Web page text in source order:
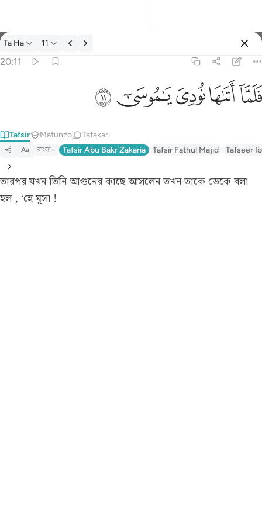
Tafsir: Ta Ha 20:11
Ta Ha 11
20:11
فَلَمَّآ أَتَىٰهَا نُودِىَ يَـٰمُوسَىٰٓ ١١
ﲵﲶﲷﲸﲹ
Tafsir Mafunzo Tafakari
Aa বাংলা Tafsir Abu Bakr Zakaria Tafsir Fathul Majid Tafseer
তারপর যখন তিনি আগুনের কাছে আসলেন তখন তাকে ডেকে বলা
হল , ‘হে মূসা !